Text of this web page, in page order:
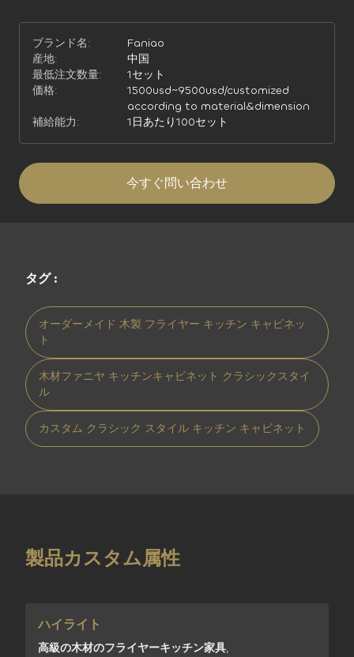
ブランド名:
Faniao
産地:
中国
最低注文数量:
1セット
価格:
1500usd~9500usd/customized
according to material&dimension
補給能力:
1日あたり100セット
今すぐ問い合わせ
タグ :
オーダーメイド 木製 フライヤー キッチン キャビネッ
ト
木材ファニヤ キッチンキャビネット クラシックスタイ
ル
カスタム クラシック スタイル キッチン キャビネット
製品カスタム属性
ハイライト
高級の木材のフライヤーキッチン家具,